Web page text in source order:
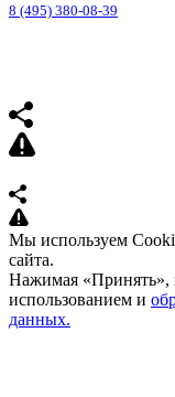
8 (495) 380-08-39
Мы используем
сайта.
Нажимая «Принять»,
использованием и
данных.